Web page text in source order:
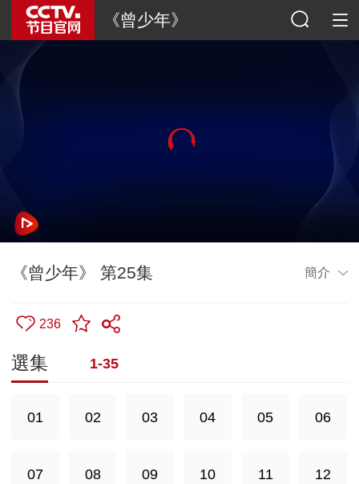
《曾少年》
《曾少年》 第25集 簡介
236
選集 1-35
01 02 03 04 05 06
07 08 09 10 11 12